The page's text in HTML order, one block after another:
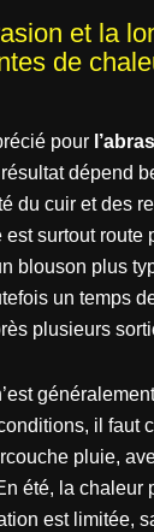
et la
de
pour
dépend
du cuir et des
surtout route
blouson plus
un temps
plusieurs
il faut
pluie,
été, la chaleur
est limitée,